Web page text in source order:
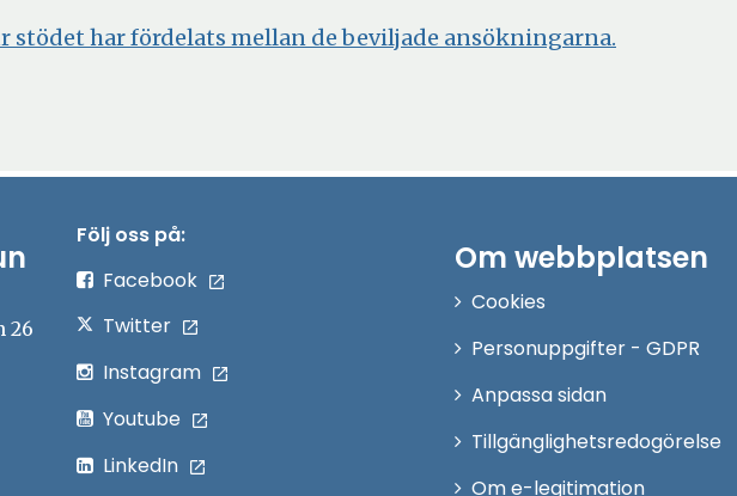
stödet har fördelats mellan de beviljade ansökningarna.
26
Följ oss på:
Facebook
Twitter
Instagram
Youtube
LinkedIn
Om webbplatsen
Cookies
Personuppgifter - GDPR
Anpassa sidan
Tillgänglighetsredogörelse
Om e-legitimation